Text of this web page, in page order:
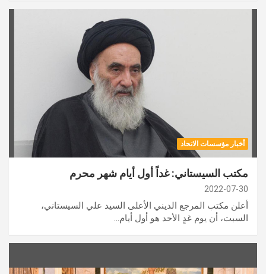
أخبار مؤسسات الاتحاد
مكتب السيستاني: غداً أول أيام شهر محرم
2022-07-30
أعلن مكتب المرجع الديني الأعلى السيد علي السيستاني،
السبت، أن يوم غدٍ الأحد هو أول أيام…